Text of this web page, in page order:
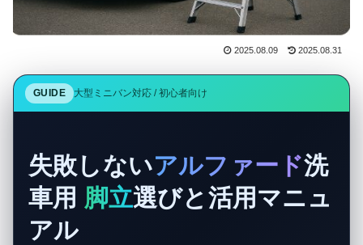
2025.08.09 2025.08.31
GUIDE 大型ミニバン対応 / 初心者向け
失敗しないアルファード洗
車用 脚立選びと活用マニュ
アル